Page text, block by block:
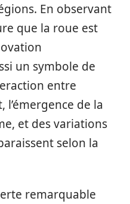
En observant
que la roue est
un symbole de
entre
l’émergence de la
et des variations
selon la
remarquable